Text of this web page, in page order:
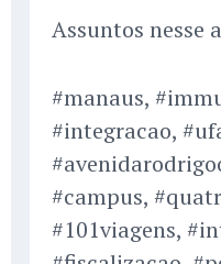
Assuntos nesse
#manaus,
#integracao,
#campus,
#101viagens,